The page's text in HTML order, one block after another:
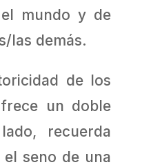
mundo y de
las demás.
de los
un doble
recuerda
seno de una